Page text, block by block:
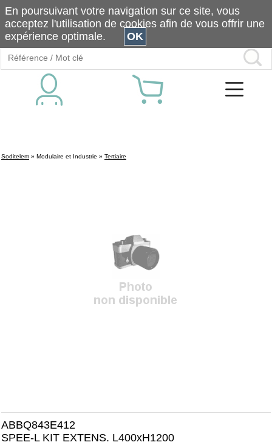
Soditelem » Modulaire et Industrie » Tertiaire
ABBQ843E412
SPEE-L KIT EXTENS. L400xH1200
En poursuivant votre navigation sur ce site, vous
acceptez l'utilisation de cookies afin de vous offrir une
expérience optimale.
OK